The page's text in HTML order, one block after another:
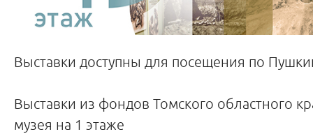
Выставки доступны для посещения по
Выставки из фондов Томского областного
музея на 1 этаже